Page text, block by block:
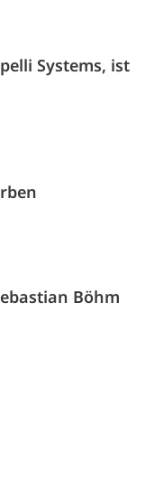
Systems, ist
Böhm